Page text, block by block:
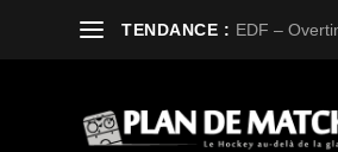
TENDANCE : EDF –